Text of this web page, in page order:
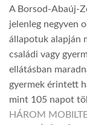
A Borsod-Abaúj-
jelenleg negyven
állapotuk alapján
családi vagy
ellátásban
gyermek érintett
mint 105 napot
HÁROM